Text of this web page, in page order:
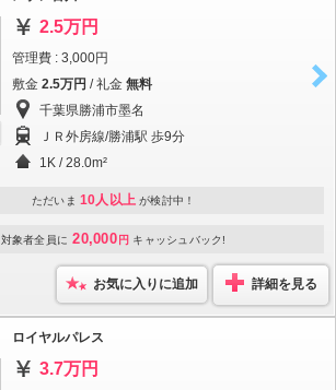
2.5万円
管理費 : 3,000円
敷金 2.5万円 / 礼金 無料
千葉県勝浦市墨名
ＪＲ外房線/勝浦駅 歩9分
1K / 28.0m²
ただいま 10人以上 が検討中！
対象者全員に 20,000 円 キャッシュバック!
お気に入りに追加 詳細を見る
ロイヤルパレス
3.7万円